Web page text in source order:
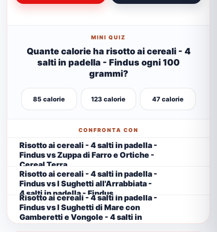
MINI QUIZ
Quante calorie ha risotto ai cereali - 4
salti in padella - Findus ogni 100
grammi?
85 calorie 123 calorie 47 calorie
CONFRONTA CON
Risotto ai cereali - 4 salti in padella -
Findus vs Zuppa di Farro e Ortiche -
Cereal Terra
Risotto ai cereali - 4 salti in padella -
Findus vs I Sughetti all'Arrabbiata -
4 salti in padella - Findus
Risotto ai cereali - 4 salti in padella -
Findus vs I Sughetti di Mare con
Gamberetti e Vongole - 4 salti in
padella - Findus